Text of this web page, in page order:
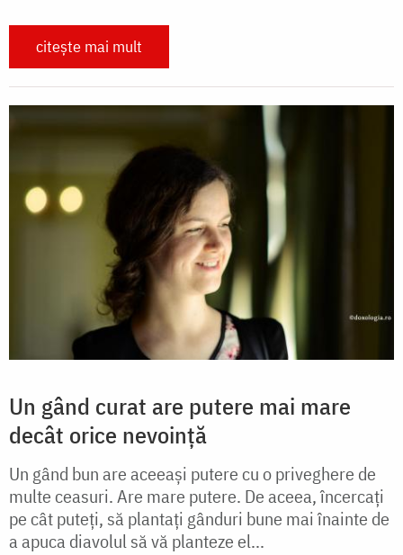
citește mai mult
Un gând curat are putere mai mare
decât orice nevoință
Un gând bun are aceeași putere cu o priveghere de
multe ceasuri. Are mare putere. De aceea, încercați
pe cât puteți, să plantați gânduri bune mai înainte de
a apuca diavolul să vă planteze el...